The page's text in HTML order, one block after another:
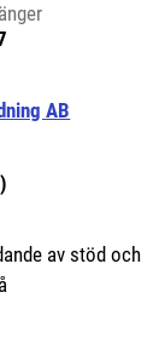
AB
av stöd och